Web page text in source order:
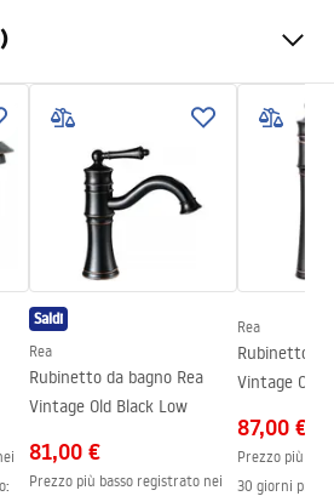
Oro spazzolato
Girevole
Ottone
180 mm
400 mm
PVD
_5.pdf
Saldi
Rea
Rubinetto da bagno Rea
Vintage Old Black Low
81,00 €
Prezzo più basso registrato nei
Rea
Rubinetto
Vintage Old
87,00 €
Prezzo più
30 giorni